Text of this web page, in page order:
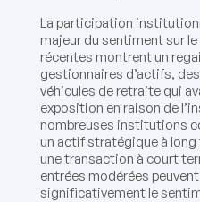
La participation
majeur du sentiment sur
récentes montrent un
gestionnaires d’actifs,
véhicules de retraite qui
exposition en raison de
nombreuses institutions
un actif stratégique à
une transaction à court
entrées modérées
significativement le